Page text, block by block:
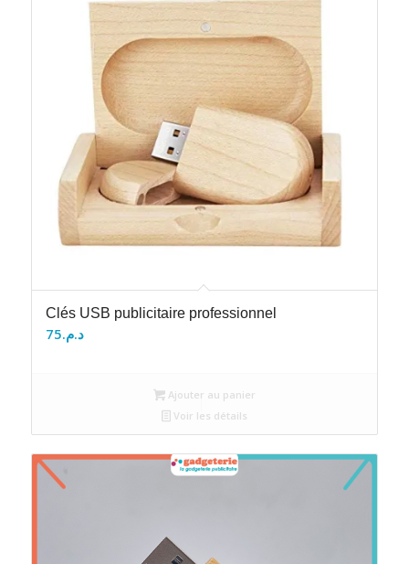
Clés USB publicitaire professionnel
د.م.75
Ajouter au panier
Voir les détails